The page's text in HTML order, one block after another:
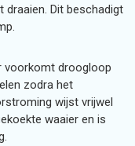
Dit beschadigt
voorkomt droogloop
zodra het
wijst vrijwel
waaier en is